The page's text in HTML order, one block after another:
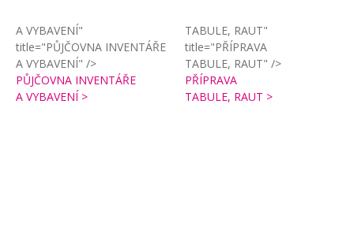
A VYBAVENÍ"
title="PŮJČOVNA INVENTÁŘE
A VYBAVENÍ" />
PŮJČOVNA INVENTÁŘE
A VYBAVENÍ >
TABULE, RAUT"
title="PŘÍPRAVA
TABULE, RAUT" />
PŘÍPRAVA
TABULE, RAUT >